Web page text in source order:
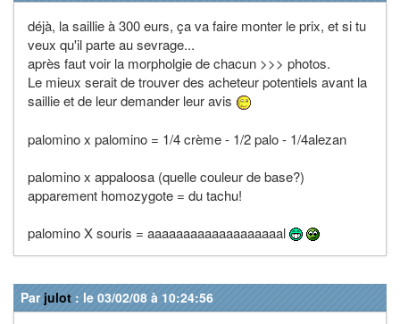
déjà, la saillie à 300 eurs, ça va faire monter le prix, et si tu
veux qu'il parte au sevrage...
après faut voir la morpholgie de chacun >>> photos.
Le mieux serait de trouver des acheteur potentiels avant la
saillie et de leur demander leur avis
palomino x palomino = 1/4 crème - 1/2 palo - 1/4alezan
palomino x appaloosa (quelle couleur de base?)
apparement homozygote = du tachu!
palomino X souris = aaaaaaaaaaaaaaaaaaal
Par julot : le 03/02/08 à 10:24:56